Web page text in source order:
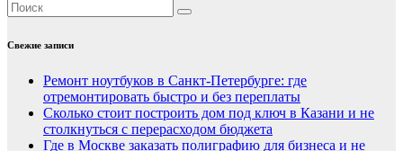
Свежие записи
Ремонт ноутбуков в Санкт-Петербурге: где
отремонтировать быстро и без переплаты
Сколько стоит построить дом под ключ в Казани и не
столкнуться с перерасходом бюджета
Где в Москве заказать полиграфию для бизнеса и не